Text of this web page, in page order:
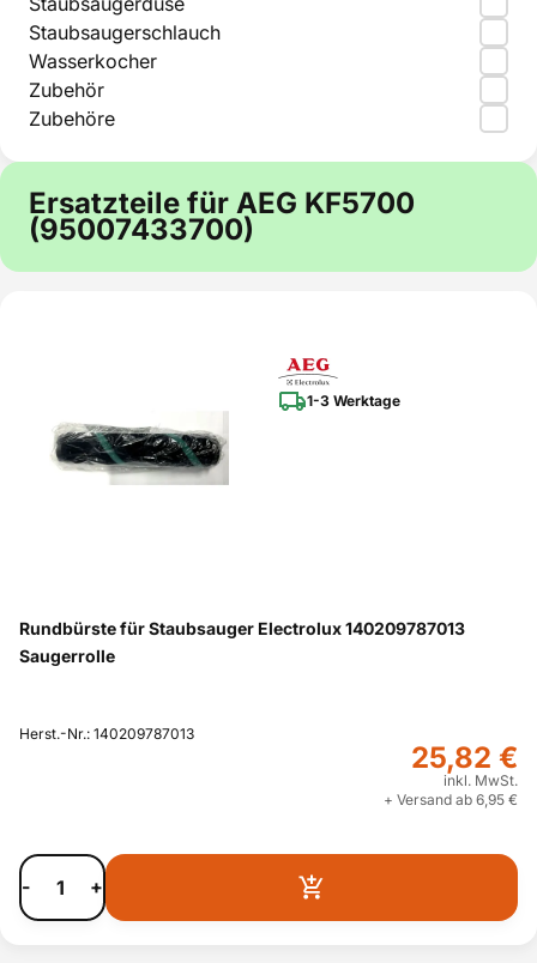
Staubsaugerschlauch
Wasserkocher
Zubehör
Zubehöre
Ersatzteile für AEG KF5700
(95007433700)
1-3 Werktage
Rundbürste für Staubsauger Electrolux 140209787013
Saugerrolle
Herst.-Nr.: 140209787013
25,82 €
inkl. MwSt.
+ Versand ab 6,95 €
- +